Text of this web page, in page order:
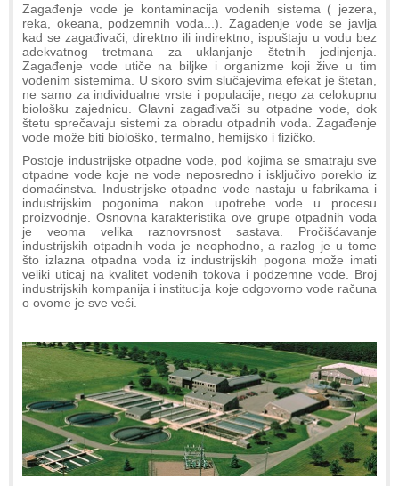
Zagađenje vode je kontaminacija vodenih sistema ( jezera,
reka, okeana, podzemnih voda...). Zagađenje vode se javlja
kad se zagađivači, direktno ili indirektno, ispuštaju u vodu bez
adekvatnog tretmana za uklanjanje štetnih jedinjenja.
Zagađenje vode utiče na biljke i organizme koji žive u tim
vodenim sistemima. U skoro svim slučajevima efekat je štetan,
ne samo za individualne vrste i populacije, nego za celokupnu
biološku zajednicu. Glavni zagađivači su otpadne vode, dok
štetu sprečavaju sistemi za obradu otpadnih voda. Zagađenje
vode može biti biološko, termalno, hemijsko i fizičko.
Postoje industrijske otpadne vode, pod kojima se smatraju sve
otpadne vode koje ne vode neposredno i isključivo poreklo iz
domaćinstva. Industrijske otpadne vode nastaju u fabrikama i
industrijskim pogonima nakon upotrebe vode u procesu
proizvodnje. Osnovna karakteristika ove grupe otpadnih voda
je veoma velika raznovrsnost sastava. Pročišćavanje
industrijskih otpadnih voda je neophodno, a razlog je u tome
što izlazna otpadna voda iz industrijskih pogona može imati
veliki uticaj na kvalitet vodenih tokova i podzemne vode. Broj
industrijskih kompanija i institucija koje odgovorno vode računa
o ovome je sve veći.